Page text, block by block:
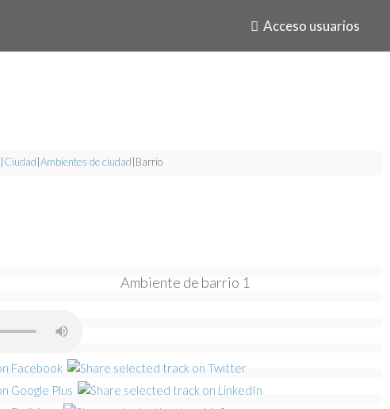
Acceso usuarios
Ciudad Ambientes de ciudad Barrio
Ambiente de barrio 1